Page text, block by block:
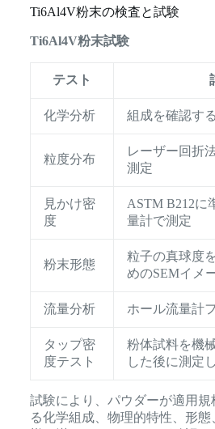
Ti6Al4V粉末の検査と試験
Ti6Al4V粉末試験
テスト
化学分析 組成を確認す
粒度分布
レーザー回折
測定
見かけ密
度
ASTM B212に
量計で測定
粉末形態
粒子の真球度
めのSEMイメ
流量分析 ホール流量計
タップ密
度テスト
粉体試料を機
した後に測定
試験により、パウダーが適用
る化学組成、物理的特性、形